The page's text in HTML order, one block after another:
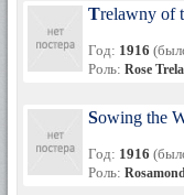
Trelawny of
Год: 1916
Роль: Rose
Sowing the
Год: 1916
Роль: